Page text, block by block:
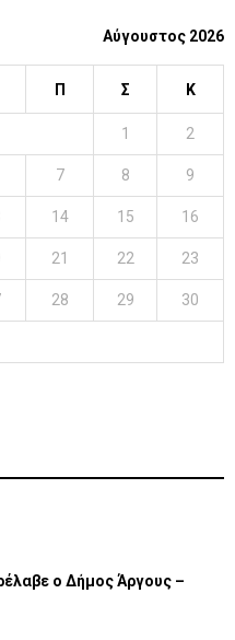
Αύγουστος 2026
Π Σ Κ
1 2
7 8 9
14 15 16
21 22 23
28 29 30
o Δήμος Άργους –